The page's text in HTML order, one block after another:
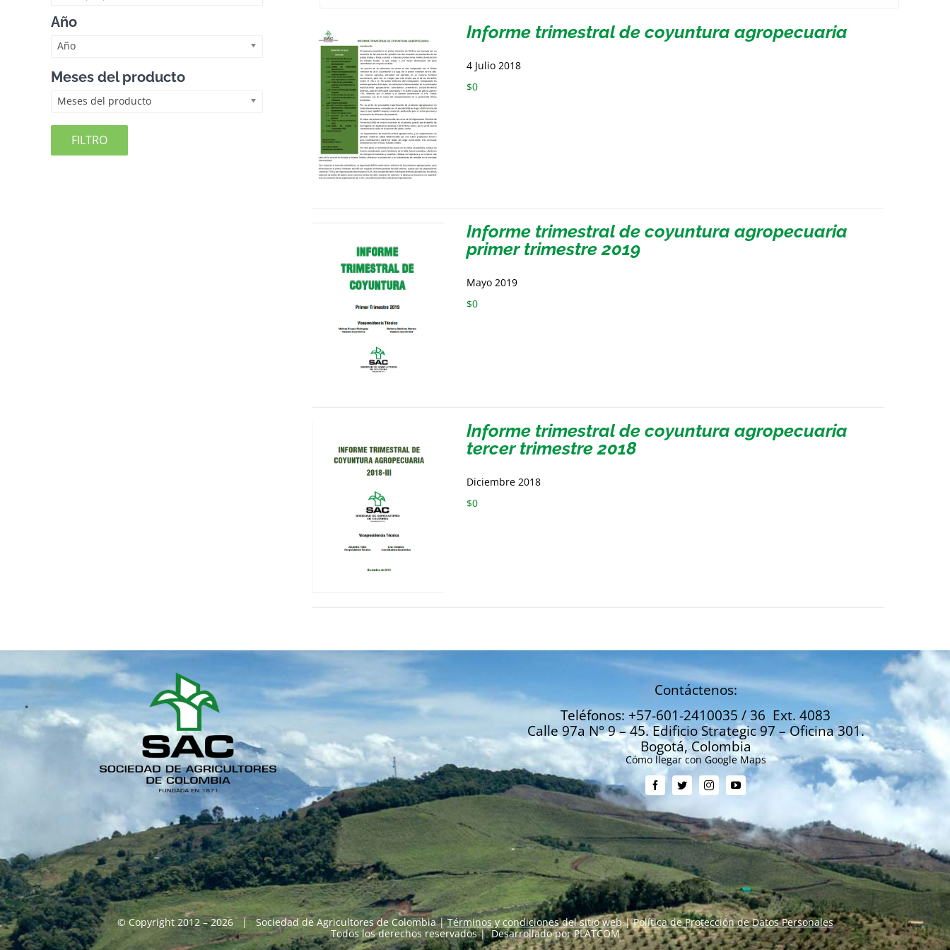
Informe trimestral de coyuntura agropecuaria
4 Julio 2018
$0
Informe trimestral de coyuntura agropecuaria
primer trimestre 2019
Mayo 2019
$0
Informe trimestral de coyuntura agropecuaria
tercer trimestre 2018
Diciembre 2018
$0
Año
Año
Meses del producto
Meses del producto
FILTRO
Contáctenos:
Teléfonos: +57-601-2410035 / 36 Ext. 4083
Calle 97a N° 9 – 45. Edificio Strategic 97 – Oficina 301.
Bogotá, Colombia
Cómo llegar con Google Maps
© Copyright 2012 – 2026 | Sociedad de Agricultores de Colombia |Términos y condiciones del sitio web|Política de Protección de Datos Personales
Todos los derechos reservados | Desarrollado porPLATCOM